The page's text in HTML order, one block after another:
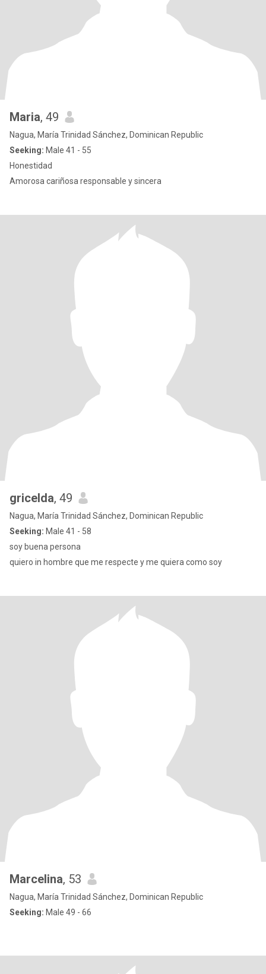
Maria, 49
Nagua, María Trinidad Sánchez, Dominican Republic
Seeking: Male 41 - 55
Honestidad
Amorosa cariñosa responsable y sincera
gricelda, 49
Nagua, María Trinidad Sánchez, Dominican Republic
Seeking: Male 41 - 58
soy buena persona
quiero in hombre que me respecte y me quiera como soy
Marcelina, 53
Nagua, María Trinidad Sánchez, Dominican Republic
Seeking: Male 49 - 66